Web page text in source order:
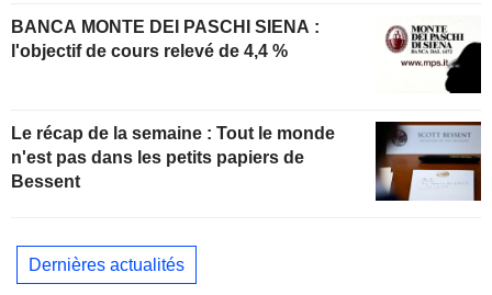
BANCA MONTE DEI PASCHI SIENA :
l'objectif de cours relevé de 4,4 %
Le récap de la semaine : Tout le monde
n'est pas dans les petits papiers de
Bessent
Dernières actualités